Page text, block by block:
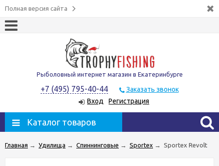
Полная версия сайта
Рыболовный интернет магазин в Екатеринбурге
+7 (495) 795-40-44
Заказать звонок
Вход
Регистрация
Каталог товаров
Главная → Удилища → Спиннинговые → Sportex → Sportex Revolt